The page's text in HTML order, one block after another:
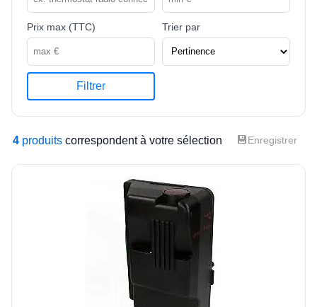
Prix max (TTC) Trier par
Filtrer
4 produits correspondent à votre sélection 💾Enregistrer